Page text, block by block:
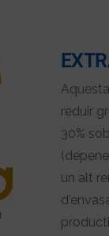
reduir
30%
un alt